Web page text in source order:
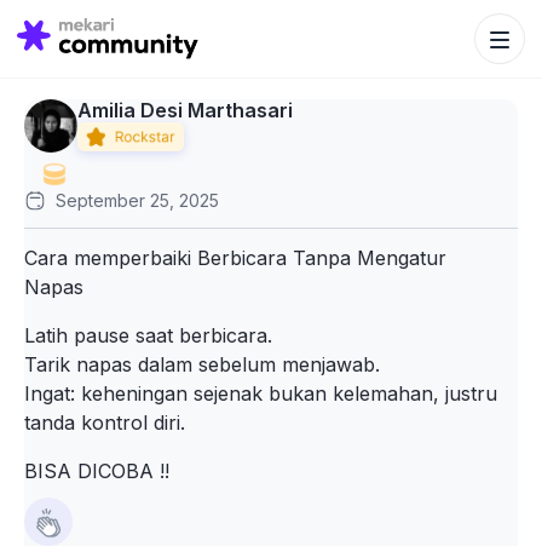
Search
for:
Search
Amilia Desi Marthasari
September 25, 2025
Cara memperbaiki Berbicara Tanpa Mengatur
Napas
Latih pause saat berbicara.
Tarik napas dalam sebelum menjawab.
Ingat: keheningan sejenak bukan kelemahan, justru
tanda kontrol diri.
BISA DICOBA !!